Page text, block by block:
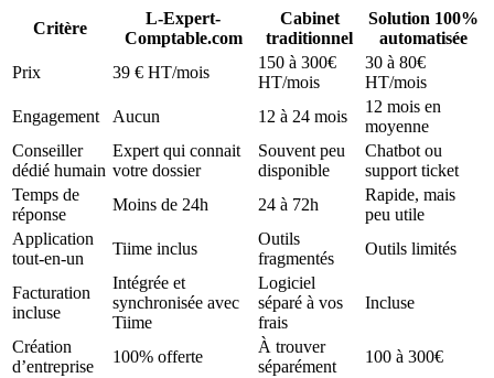
Critère
L-Expert-
Comptable.com
Cabinet
traditionnel
Solution 100%
automatisée
Prix
39 € HT/mois
150 à 300€
HT/mois
30 à 80€
HT/mois
Engagement
Aucun 12 à 24 mois
12 mois en
moyenne
Conseiller
dédié humain
Expert qui connait
votre dossier
Souvent peu
disponible
Chatbot ou
support ticket
Temps de
réponse
Moins de 24h 24 à 72h
Rapide, mais
peu utile
Application
tout-en-un
Tiime inclus
Outils
fragmentés
Outils limités
Facturation
incluse
Intégrée et
synchronisée avec
Tiime
Logiciel
séparé à vos
frais
Incluse
Création
d’entreprise
100% offerte
À trouver
séparément
100 à 300€